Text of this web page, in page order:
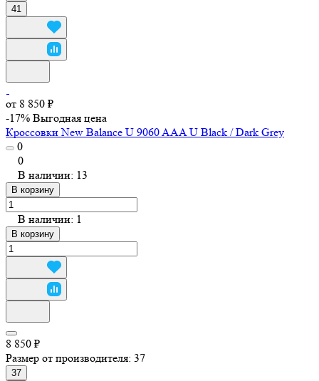
41
от 8 850 ₽
-17% Выгодная цена
Кроссовки New Balance U 9060 AAA U Black / Dark Grey
0
0
В наличии: 13
В корзину
В наличии: 1
В корзину
8 850 ₽
Размер от производителя: 37
37